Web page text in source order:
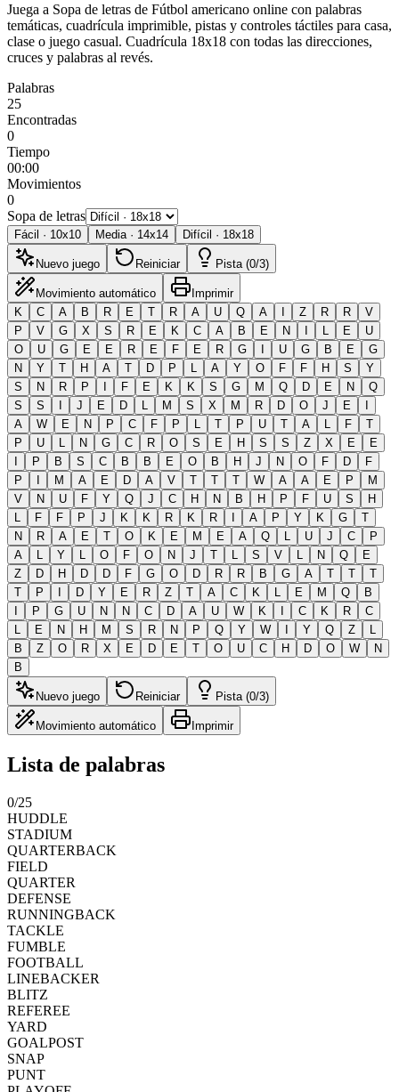
Juega a Sopa de letras de Fútbol americano online con palabras
temáticas, cuadrícula imprimible, pistas y controles táctiles para casa,
clase o juego casual. Cuadrícula 18x18 con todas las direcciones,
cruces y palabras al revés.
Palabras
25
Encontradas
0
Tiempo
00:00
Movimientos
0
Sopa de letras
Fácil · 10x10 Media · 14x14 Difícil · 18x18
Nuevo juego Reiniciar Pista (0/3)
Movimiento automático
Imprimir
K
C A B R E T R A U Q A I Z R R
V
P
V G X S R E K C A B E N I L E
U
O
U G E E R E F E R G I U G B E
G
N
Y T H A T D P L A Y O F F H S
Y
S
N R P I F E K K S G M Q D E N
Q
S
S I J E D L M S X M R D O J E
I
A
W E N P C F P L T P U T A L F
T
P
U L N G C R O S E H S S Z X E
E
I
P B S C B B E O B H J N O F D
F
P
I M A E D A V T T T W A A E P
M
V
N U F Y Q J C H N B H P F U S
H
L
F F P J K K R K R I A P Y K G
T
N
R A E T O K E M E A Q L U J C
P
A
L Y L O F O N J T L S V L N Q
E
Z
D H D D F G O D R R B G A T T
T
T
P I D Y E R Z T A C K L E M Q
B
I
P G U N N C D A U W K I C K R
C
L
E N H M S R N P Q Y W I Y Q Z
L
B
Z O R X E D E T O U C H D O W
N
B
Nuevo juego Reiniciar Pista (0/3)
Movimiento automático Imprimir
Lista de palabras
0/25
HUDDLE
STADIUM
QUARTERBACK
FIELD
QUARTER
DEFENSE
RUNNINGBACK
TACKLE
FUMBLE
FOOTBALL
LINEBACKER
BLITZ
REFEREE
YARD
GOALPOST
SNAP
PUNT